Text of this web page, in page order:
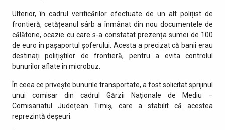
Ulterior, în cadrul verificărilor efectuate de un alt polițist de
frontieră, cetățeanul sârb a înmânat din nou documentele de
călătorie, ocazie cu care s-a constatat prezența sumei de 100
de euro în pașaportul șoferului. Acesta a precizat că banii erau
destinați polițiștilor de frontieră, pentru a evita controlul
bunurilor aflate în microbuz.
În ceea ce privește bunurile transportate, a fost solicitat sprijinul
unui comisar din cadrul Gărzii Naționale de Mediu –
Comisariatul Județean Timiș, care a stabilit că acestea
reprezintă deșeuri.